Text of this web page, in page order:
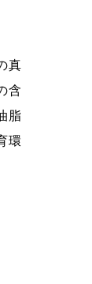
真
含
脂
環